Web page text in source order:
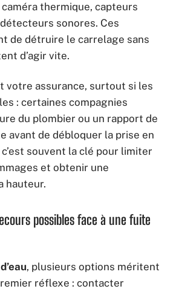
thermique, capteurs
sonores. Ces
de détruire le carrelage sans
d’agir vite.
votre assurance, surtout si les
: certaines compagnies
du plombier ou un rapport de
avant de débloquer la prise en
souvent la clé pour limiter
et obtenir une
hauteur.
possibles face à une fuite
, plusieurs options méritent
réflexe : contacter